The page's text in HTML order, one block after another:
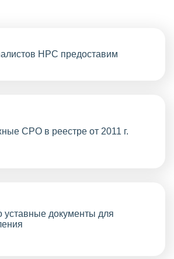
НРС предоставим
СРО в реестре от 2011 г.
уставные документы для